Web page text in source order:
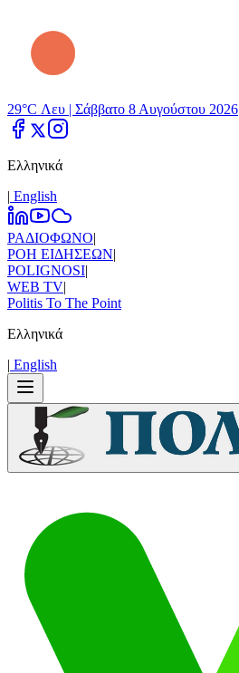
29°C Λευ | Σάββατο 8 Αυγούστου 2026
Ελληνικά
| Εnglish
ΡΑΔΙΟΦΩΝΟ|
ΡΟΗ ΕΙΔΗΣΕΩΝ|
POLIGNOSI|
WEB TV|
Politis To The Point
Ελληνικά
| Εnglish